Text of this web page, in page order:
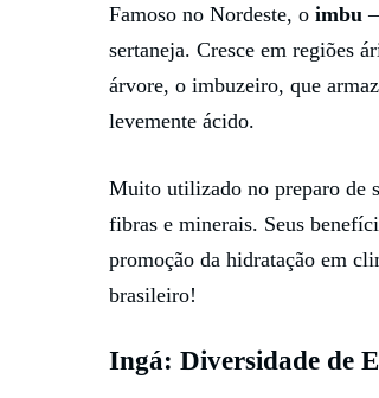
Famoso no Nordeste, o imbu
sertaneja. Cresce em regiões
árvore, o imbuzeiro, que
levemente ácido.
Muito utilizado no preparo de
fibras e minerais. Seus
promoção da hidratação em
brasileiro!
Ingá: Diversidade de